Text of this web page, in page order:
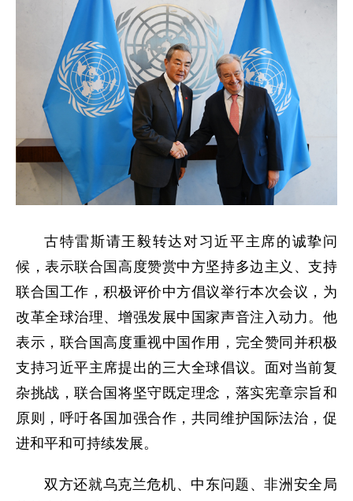
古特雷斯请王毅转达对习近平主席的诚挚问
候，表示联合国高度赞赏中方坚持多边主义、支持
联合国工作，积极评价中方倡议举行本次会议，为
改革全球治理、增强发展中国家声音注入动力。他
表示，联合国高度重视中国作用，完全赞同并积极
支持习近平主席提出的三大全球倡议。面对当前复
杂挑战，联合国将坚守既定理念，落实宪章宗旨和
原则，呼吁各国加强合作，共同维护国际法治，促
进和平和可持续发展。
双方还就乌克兰危机、中东问题、非洲安全局